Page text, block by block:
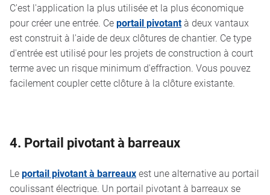
C'est l'application la plus utilisée et la plus économique
pour créer une entrée. Ceportail pivotantà deux vantaux
est construit à l'aide de deux clôtures de chantier. Ce type
d'entrée est utilisé pour les projets de construction à court
terme avec un risque minimum d'effraction. Vous pouvez
facilement coupler cette clôture à la clôture existante.
4. Portail pivotant à barreaux
Leportail pivotant à barreauxest une alternative au portail
coulissant électrique. Un portail pivotant à barreaux se